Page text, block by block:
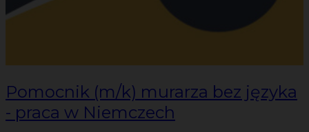
Pomocnik (m/k) murarza bez języka
- praca w Niemczech